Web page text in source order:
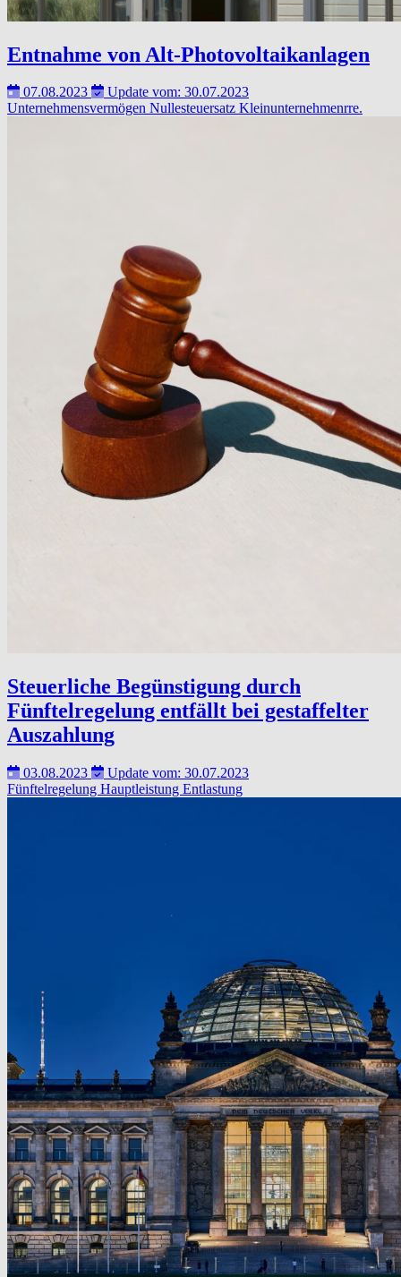
Entnahme von Alt-Photovoltaikanlagen
07.08.2023
Update vom: 30.07.2023
Unternehmensvermögen Nullesteuersatz Kleinunternehmenrre.
Steuerliche Begünstigung durch
Fünftelregelung entfällt bei gestaffelter
Auszahlung
03.08.2023
Update vom: 30.07.2023
Fünftelregelung Hauptleistung Entlastung